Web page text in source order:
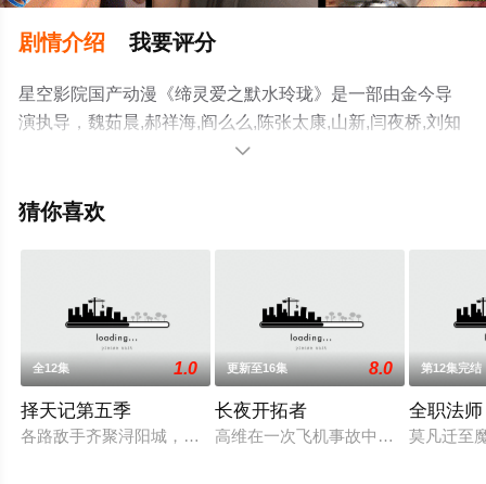
剧情介绍 我要评分
星空影院国产动漫《缔灵爱之默水玲珑》是一部由金今导
演执导，魏茹晨,郝祥海,阎么么,陈张太康,山新,闫夜桥,刘知
否,林柏青,陆庚宜等演员精彩演绎的大陆动漫，大结局剧情
全集就上星空影视，更多相关信息可移步至豆瓣动漫、电

猜你喜欢
全12集 1.0
择天记第五季
各路敌手齐聚浔阳城，意欲袭击身受重伤的苏离，陈长生无视
更新至16集 8.0
长夜开拓者
高维在一次飞机事故中穿越，以塞西
第12集完结
全职法
莫凡迁至